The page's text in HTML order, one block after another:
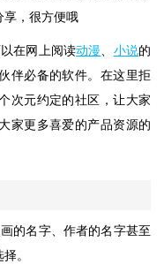
享，很方便哦
在网上阅读动漫、 小说的
伴必备的软件。在这里拒
次元约定的社区，让大家
家更多喜爱的产品资源的
的名字、作者的名字甚至
。